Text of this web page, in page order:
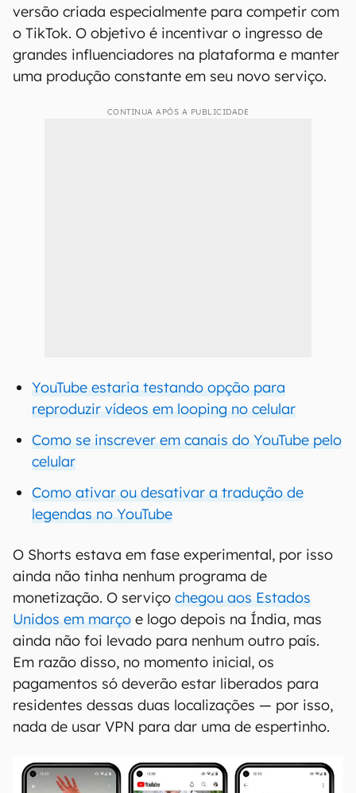
versão criada especialmente para competir com
o TikTok. O objetivo é incentivar o ingresso de
grandes influenciadores na plataforma e manter
uma produção constante em seu novo serviço.
CONTINUA APÓS A PUBLICIDADE
YouTube estaria testando opção para
reproduzir vídeos em looping no celular
Como se inscrever em canais do YouTube pelo
celular
Como ativar ou desativar a tradução de
legendas no YouTube
O Shorts estava em fase experimental, por isso
ainda não tinha nenhum programa de
monetização. O serviço chegou aos Estados
Unidos em março e logo depois na Índia, mas
ainda não foi levado para nenhum outro país.
Em razão disso, no momento inicial, os
pagamentos só deverão estar liberados para
residentes dessas duas localizações — por isso,
nada de usar VPN para dar uma de espertinho.